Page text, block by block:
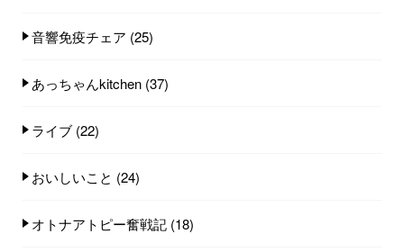
音響免疫チェア (25)
あっちゃんkitchen (37)
ライブ (22)
おいしいこと (24)
オトナアトピー奮戦記 (18)